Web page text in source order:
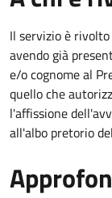
Il servizio è
avendo già
e/o cognome al
quello che
l'affissione
all'albo pretorio